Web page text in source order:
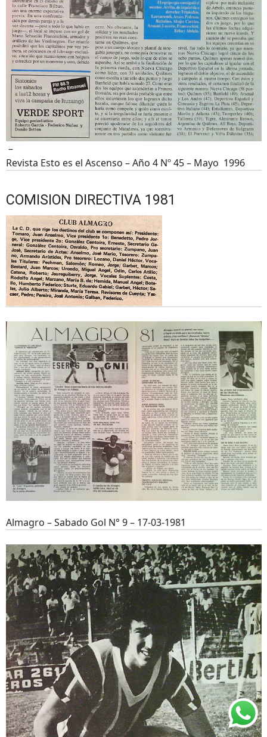
–
Revista Esto es el Ascenso – Año 4 Nº 45 – Mayo 1996
COMISION DIRECTIVA 1981
Almagro – Sabado Gol N° 9 – 17-03-1981